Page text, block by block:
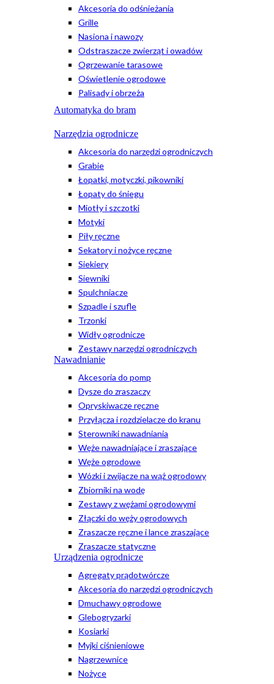
Akcesoria do odśnieżania
Grille
Nasiona i nawozy
Odstraszacze zwierząt i owadów
Ogrzewanie tarasowe
Oświetlenie ogrodowe
Palisady i obrzeża
Automatyka do bram
Narzędzia ogrodnicze
Akcesoria do narzędzi ogrodniczych
Grabie
Łopatki, motyczki, pikowniki
Łopaty do śniegu
Miotły i szczotki
Motyki
Piły ręczne
Sekatory i nożyce ręczne
Siekiery
Siewniki
Spulchniacze
Szpadle i szufle
Trzonki
Widły ogrodnicze
Zestawy narzędzi ogrodniczych
Nawadnianie
Akcesoria do pomp
Dysze do zraszaczy
Opryskiwacze ręczne
Przyłącza i rozdzielacze do kranu
Sterowniki nawadniania
Węże nawadniające i zraszające
Węże ogrodowe
Wózki i zwijacze na wąż ogrodowy
Zbiorniki na wodę
Zestawy z wężami ogrodowymi
Złączki do węży ogrodowych
Zraszacze ręczne i lance zraszające
Zraszacze statyczne
Urządzenia ogrodnicze
Agregaty prądotwórcze
Akcesoria do narzędzi ogrodniczych
Dmuchawy ogrodowe
Glebogryzarki
Kosiarki
Myjki ciśnieniowe
Nagrzewnice
Nożyce